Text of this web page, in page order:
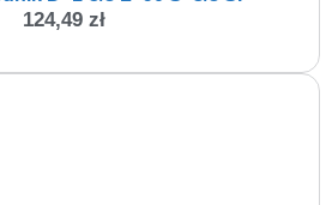
124,49 zł